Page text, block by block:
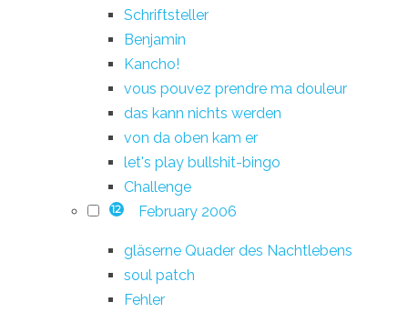
Schriftsteller
Benjamin
Kancho!
vous pouvez prendre ma douleur
das kann nichts werden
von da oben kam er
let's play bullshit-bingo
Challenge
12 February 2006
gläserne Quader des Nachtlebens
soul patch
Fehler